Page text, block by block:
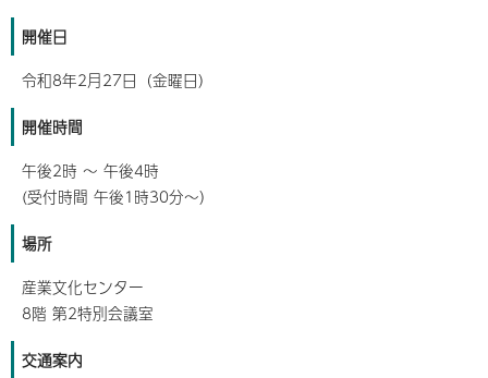
開催日
令和8年2月27日（金曜日）
開催時間
午後2時 ～ 午後4時
(受付時間 午後1時30分～）
場所
産業文化センター
8階 第2特別会議室
交通案内